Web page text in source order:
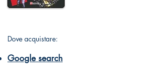
Dove acquistare:
Google search